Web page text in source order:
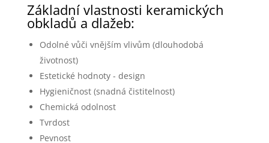
Základní vlastnosti keramických
obkladů a dlažeb:
Odolné vůči vnějším vlivům (dlouhodobá
životnost)
Estetické hodnoty - design
Hygieničnost (snadná čistitelnost)
Chemická odolnost
Tvrdost
Pevnost